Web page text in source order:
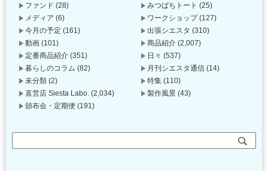
ファンド (28) みつばちトート (25)
メディア (6) ワークショップ(127)
今月の予定 (161) 出張シエスタ (310)
動画 (101) 商品紹介 (2,007)
定番商品紹介 (351) 日々 (537)
暮らしのコラム (82) 月刊シエスタ通信 (14)
未分類 (2) 特集 (110)
直営店 Siesta Labo. (2,034) 製作風景 (43)
頒布会・定期便 (191)